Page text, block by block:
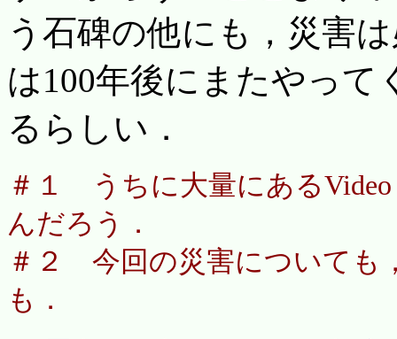
う石碑の他にも，災害
は100年後にまたやっ
るらしい．
＃１ うちに大量にある
んだろう．
＃２ 今回の災害についても
も．